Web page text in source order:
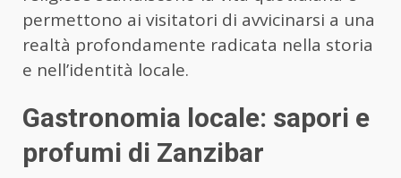
permettono ai visitatori di avvicinarsi a una
realtà profondamente radicata nella storia
e nell’identità locale.
Gastronomia locale: sapori e
profumi di Zanzibar